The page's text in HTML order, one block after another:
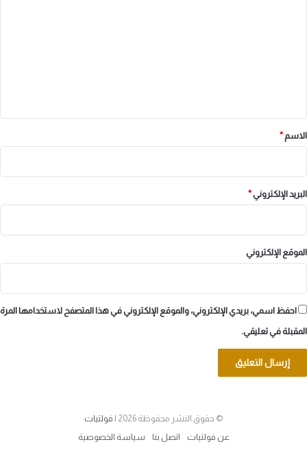
*
الاسم *
البريد الإلكتروني*
الموقع الإلكتروني
احفظ اسمي، بريدي الإلكتروني، والموقع الإلكتروني في هذا المتصفح لاستخدامها المرة
المقبلة في تعليقي.
© حقوق النشر محفوظة 2026 |
فولتيات
عن فولتيات
اتصل بنا سياسة الخصوصية